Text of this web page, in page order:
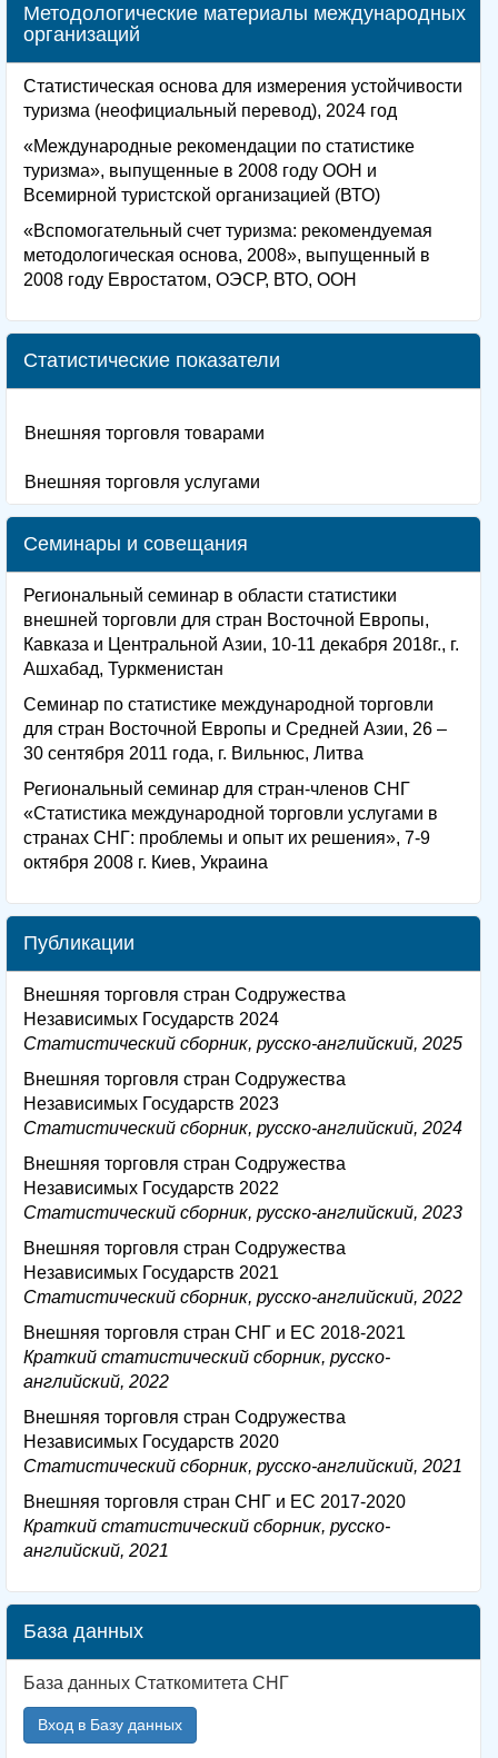
Методологические материалы международных
организаций
Статистическая основа для измерения устойчивости
туризма (неофициальный перевод), 2024 год
«Международные рекомендации по статистике
туризма», выпущенные в 2008 году ООН и
Всемирной туристской организацией (ВТО)
«Вспомогательный счет туризма: рекомендуемая
методологическая основа, 2008», выпущенный в
2008 году Евростатом, ОЭСР, ВТО, ООН
Статистические показатели
Внешняя торговля товарами
Внешняя торговля услугами
Семинары и совещания
Региональный семинар в области статистики
внешней торговли для стран Восточной Европы,
Кавказа и Центральной Азии, 10-11 декабря 2018г., г.
Ашхабад, Туркменистан
Семинар по статистике международной торговли
для стран Восточной Европы и Средней Азии, 26 –
30 сентября 2011 года, г. Вильнюс, Литва
Региональный семинар для стран-членов СНГ
«Статистика международной торговли услугами в
странах СНГ: проблемы и опыт их решения», 7-9
октября 2008 г. Киев, Украина
Публикации
Внешняя торговля стран Содружества
Независимых Государств 2024
Статистический сборник, русско-английский, 2025
Внешняя торговля стран Содружества
Независимых Государств 2023
Статистический сборник, русско-английский, 2024
Внешняя торговля стран Содружества
Независимых Государств 2022
Статистический сборник, русско-английский, 2023
Внешняя торговля стран Содружества
Независимых Государств 2021
Статистический сборник, русско-английский, 2022
Внешняя торговля стран СНГ и ЕС 2018-2021
Краткий статистический сборник, русско-
английский, 2022
Внешняя торговля стран Содружества
Независимых Государств 2020
Статистический сборник, русско-английский, 2021
Внешняя торговля стран СНГ и ЕС 2017-2020
Краткий статистический сборник, русско-
английский, 2021
База данных
База данных Статкомитета СНГ
Вход в Базу данных